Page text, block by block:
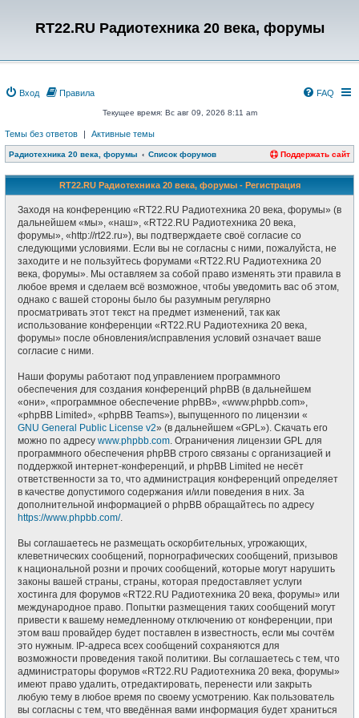
RT22.RU Радиотехника 20 века, форумы
Вход FAQ
Правила
Текущее время: Вс авг 09, 2026 8:11 am
Темы без ответов | Активные темы
Радиотехника 20 века, форумы Список форумов Поддержать сайт
RT22.RU Радиотехника 20 века, форумы - Регистрация
Заходя на конференцию «RT22.RU Радиотехника 20 века, форумы» (в
дальнейшем «мы», «наш», «RT22.RU Радиотехника 20 века,
форумы», «http://rt22.ru»), вы подтверждаете своё согласие со
следующими условиями. Если вы не согласны с ними, пожалуйста, не
заходите и не пользуйтесь форумами «RT22.RU Радиотехника 20
века, форумы». Мы оставляем за собой право изменять эти правила в
любое время и сделаем всё возможное, чтобы уведомить вас об этом,
однако с вашей стороны было бы разумным регулярно
просматривать этот текст на предмет изменений, так как
использование конференции «RT22.RU Радиотехника 20 века,
форумы» после обновления/исправления условий означает ваше
согласие с ними.
Наши форумы работают под управлением программного
обеспечения для создания конференций phpBB (в дальнейшем
«они», «программное обеспечение phpBB», «www.phpbb.com»,
«phpBB Limited», «phpBB Teams»), выпущенного по лицензии «
GNU General Public License v2» (в дальнейшем «GPL»). Скачать его
можно по адресу www.phpbb.com. Ограничения лицензии GPL для
программного обеспечения phpBB строго связаны с организацией и
поддержкой интернет-конференций, и phpBB Limited не несёт
ответственности за то, что администрация конференций определяет
в качестве допустимого содержания и/или поведения в них. За
дополнительной информацией о phpBB обращайтесь по адресу
https://www.phpbb.com/.
Вы соглашаетесь не размещать оскорбительных, угрожающих,
клеветнических сообщений, порнографических сообщений, призывов
к национальной розни и прочих сообщений, которые могут нарушить
законы вашей страны, страны, которая предоставляет услуги
хостинга для форумов «RT22.RU Радиотехника 20 века, форумы» или
международное право. Попытки размещения таких сообщений могут
привести к вашему немедленному отключению от конференции, при
этом ваш провайдер будет поставлен в известность, если мы сочтём
это нужным. IP-адреса всех сообщений сохраняются для
возможности проведения такой политики. Вы соглашаетесь с тем, что
администраторы форумов «RT22.RU Радиотехника 20 века, форумы»
имеют право удалить, отредактировать, перенести или закрыть
любую тему в любое время по своему усмотрению. Как пользователь
вы согласны с тем, что введённая вами информация будет храниться